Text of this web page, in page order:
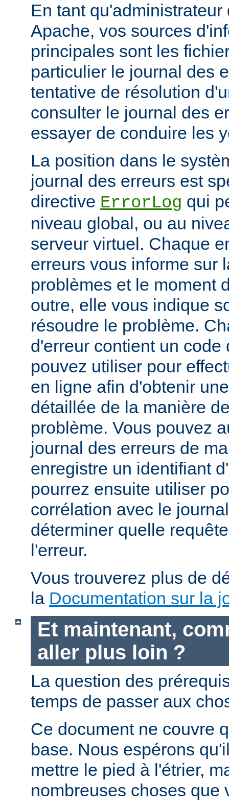
En tant
Apache, vos sources
principales sont les
particulier le journal des
tentative de résolution
consulter le journal des
essayer de conduire les
La position dans le
journal des erreurs est
directive ErrorLog qui
niveau global, ou au
serveur virtuel. Chaque
erreurs vous informe sur
problèmes et le moment
outre, elle vous indique
résoudre le problème.
d'erreur contient un code
pouvez utiliser pour
en ligne afin d'obtenir
détaillée de la manière
problème. Vous pouvez
journal des erreurs de
enregistre un identifiant
pourrez ensuite utiliser
corrélation avec le
déterminer quelle
l'erreur.
Vous trouverez plus de
la Documentation sur la
Et maintenant,
aller plus loin ?
La question des
temps de passer aux
Ce document ne couvre
base. Nous espérons
mettre le pied à l'étrier,
nombreuses choses que